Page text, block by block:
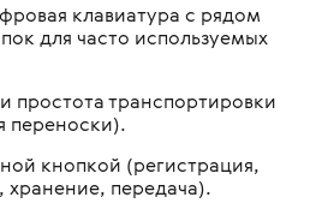
клавиатура с рядом
для часто используемых
простота транспортировки
переноски).
кнопкой (регистрация,
хранение, передача).